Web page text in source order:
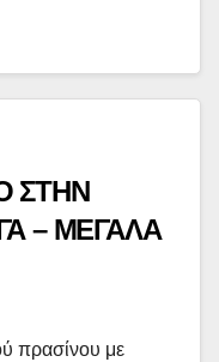
ΣΤΗΝ
– ΜΕΓΑΛΑ
πρασίνου με